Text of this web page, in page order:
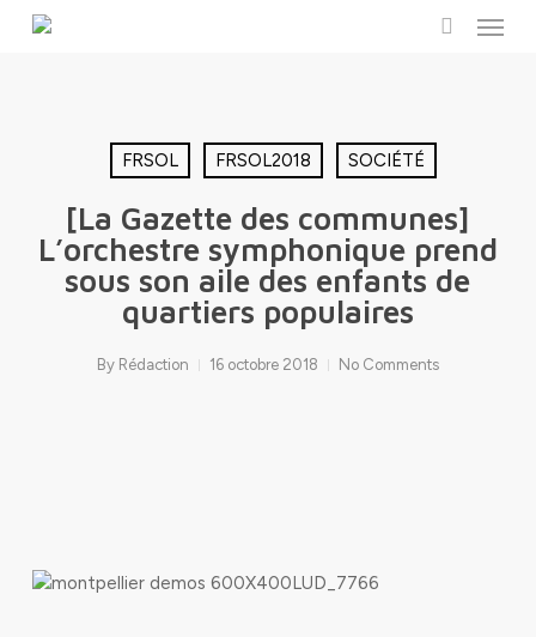
Menu
FRSOL FRSOL2018 SOCIÉTÉ
[La Gazette des communes]
L’orchestre symphonique prend
sous son aile des enfants de
quartiers populaires
By Rédaction 16 octobre 2018 No Comments